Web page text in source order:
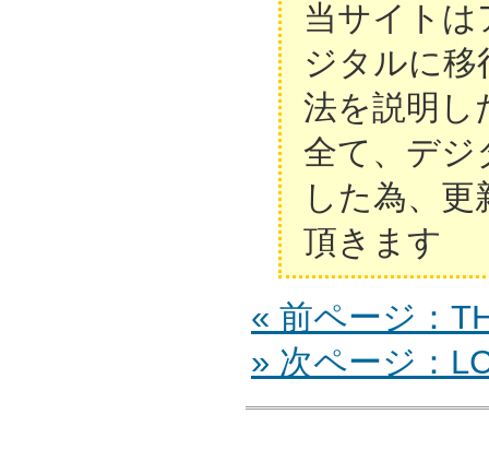
当サイト
ジタルに移
法を説明し
全て、デジ
した為、
頂きます
« 前ページ：
» 次ページ：